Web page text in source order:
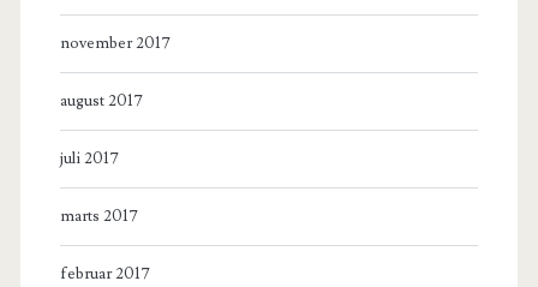
november 2017
august 2017
juli 2017
marts 2017
februar 2017